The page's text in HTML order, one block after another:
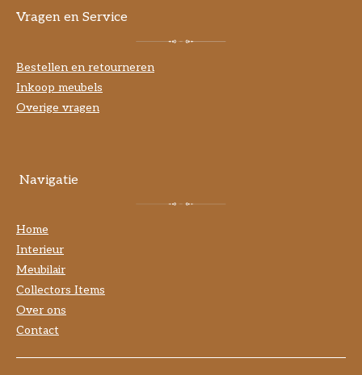
Vragen en Service
Bestellen en retourneren
Inkoop meubels
Overige vragen
Navigatie
Home
Interieur
Meubilair
Collectors Items
Over ons
Contact